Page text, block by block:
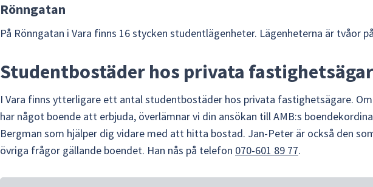
Rönngatan
På Rönngatan i Vara finns 16 stycken studentlägenheter. Lägenheterna är tvåor
Studentbostäder hos privata
I Vara finns ytterligare ett antal studentbostäder hos privata fastighetsägare.
har något boende att erbjuda, överlämnar vi din ansökan till AMB:s
Bergman som hjälper dig vidare med att hitta bostad. Jan-Peter är också den
övriga frågor gällande boendet. Han nås på telefon 070-601 89 77.